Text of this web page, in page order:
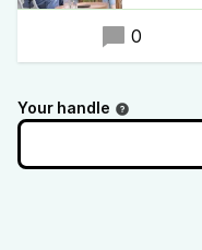
0
Your handle